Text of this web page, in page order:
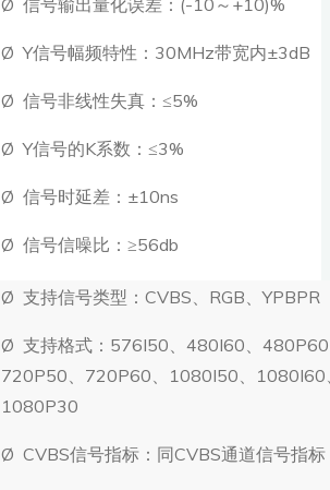
Ø 信号输出量化误差：(-10～+10)%
Ø Y信号幅频特性：30MHz带宽内±3dB
Ø 信号非线性失真：≤5%
Ø Y信号的K系数：≤3%
Ø 信号时延差：±10ns
Ø 信号信噪比：≥56db
Ø 支持信号类型：CVBS、RGB、YPBPR
Ø 支持格式：576I50、480I60、
720P50、720P60、1080I50、
1080P30
Ø CVBS信号指标：同CVBS通道信号指标